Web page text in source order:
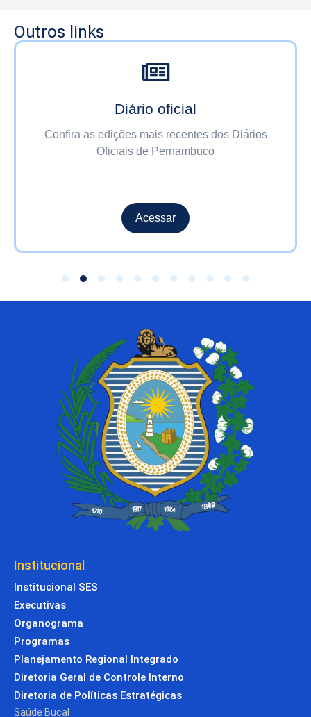
Outros links
Diário oficial
Confira as edições mais recentes dos Diários
Oficiais de Pernambuco
Acessar
Institucional
Institucional SES
Executivas
Organograma
Programas
Planejamento Regional Integrado
Diretoria Geral de Controle Interno
Diretoria de Políticas Estratégicas
Saúde Bucal